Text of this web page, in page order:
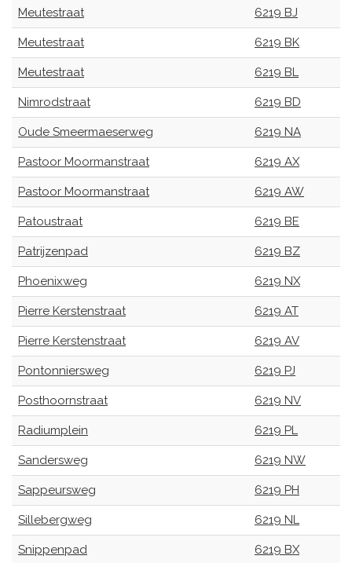
Meutestraat 6219 BJ
Meutestraat 6219 BK
Meutestraat 6219 BL
Nimrodstraat 6219 BD
Oude Smeermaeserweg 6219 NA
Pastoor Moormanstraat 6219 AX
Pastoor Moormanstraat 6219 AW
Patoustraat 6219 BE
Patrijzenpad 6219 BZ
Phoenixweg 6219 NX
Pierre Kerstenstraat 6219 AT
Pierre Kerstenstraat 6219 AV
Pontonniersweg 6219 PJ
Posthoornstraat 6219 NV
Radiumplein 6219 PL
Sandersweg 6219 NW
Sappeursweg 6219 PH
Sillebergweg 6219 NL
Snippenpad 6219 BX